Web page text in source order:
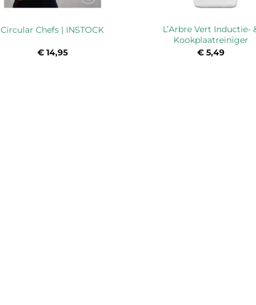
Circular Chefs | INSTOCK
€14,95
L’Arbre Vert Inductie-
Kookplaatreiniger
€5,49